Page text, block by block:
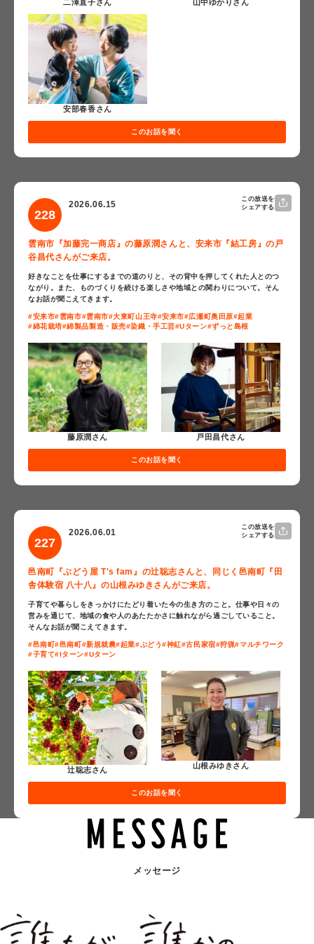
このお話を聞く
二澤直子さん 山中ゆかりさん
安部春香さん
228
2026.06.15
雲南市『加藤完一商店』の藤原潤さんと、安来市『結工房』の戸
谷昌代さんがご来店。
好きなことを仕事にするまでの道のりと、その背中を押してくれた人とのつ
ながり。また、ものづくりを続ける楽しさや地域との関わりについて。そん
なお話が聞こえてきます。
#安来市#雲南市#雲南市#大東町山王寺#安来市#広瀬町奥田原#起業
#綿花栽培#綿製品製造・販売#染織・手工芸#Uターン#ずっと島根
このお話を聞く
藤原潤さん 戸田昌代さん
この放送を
シェアする
227
2026.06.01
邑南町『ぶどう屋 T's fam』の辻聡志さんと、同じく邑南町『田
舎体験宿 八十八』の山根みゆきさんがご来店。
子育てや暮らしをきっかけにたどり着いた今の生き方のこと。仕事や日々の
営みを通じて、地域の食や人のあたたかさに触れながら過ごしていること。
そんなお話が聞こえてきます。
#邑南町#邑南町#新規就農#起業#ぶどう#神紅#古民家宿#狩猟#マルチワーク
#子育て#Iターン#Uターン
このお話を聞く
辻聡志さん 山根みゆきさん
この放送を
シェアする
メッセージ